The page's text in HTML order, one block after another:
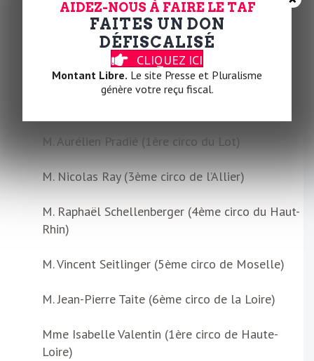
Mme Isabelle Périgault (4ème circo de Seine-et-
Mme Christelle Petex-Levet (3ème circo de
M. Aurélien Pradié (1ère circo du Lot)
M. Nicolas Ray (3ème circo de l’Allier)
M. Raphaël Schellenberger (4ème circo du Haut-
Rhin)
M. Vincent Seitlinger (5ème circo de Moselle)
M. Jean-Pierre Taite (6ème circo de la Loire)
Mme Isabelle Valentin (1ère circo de Haute-
Loire)
AIDEZ-NOUS À FAIRE LE TAF
FAITES UN DON
DÉFISCALISÉ
CLIQUEZ ICI
Montant Libre. Le site Presse et Pluralisme
génère votre reçu fiscal.